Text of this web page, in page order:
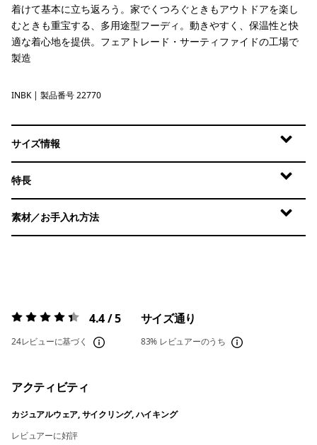
着けて基本に立ち返ろう。家でくつろぐときもアウトドアを楽し
むときも重宝する、多用途型フーディ。動きやすく、保温性と快
適な着心地を提供。フェアトレード・サーティファイドの工場で
製造
Ink Black
INBK | 製品番号 22770
サイズ情報
特長
素材／お手入れ方法
評価:4.4 / 5 4.4 / 5
24レビューに基づく
サイズ通り
83% レビュアーのうち
アクティビティ
カジュアルウェア, サイクリング, ハイキング
レビュアーに好評